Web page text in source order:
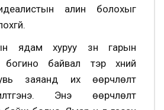
алин болохыг
ядам хуруу зүүн гарын
богино байвал тэр хүний
заяанд их өөрчлөлт
Энэ өөрчлөлт